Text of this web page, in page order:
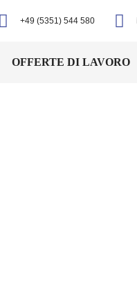
+49 (5351) 544 580
OFFERTE DI LAVORO